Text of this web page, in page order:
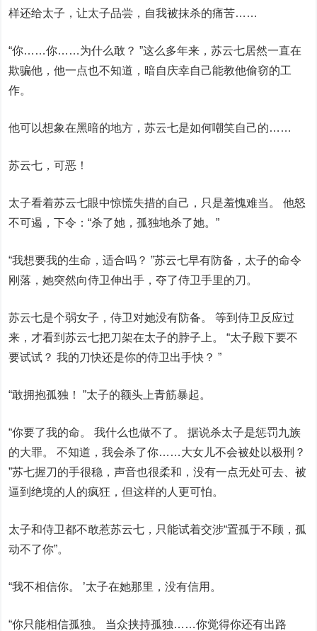
样还给太子，让太子品尝，自我被抹杀的痛苦……
“你……你……为什么敢？ ”这么多年来，苏云七居然一直在
欺骗他，他一点也不知道，暗自庆幸自己能教他偷窃的工
作。
他可以想象在黑暗的地方，苏云七是如何嘲笑自己的……
苏云七，可恶！
太子看着苏云七眼中惊慌失措的自己，只是羞愧难当。 他怒
不可遏，下令：“杀了她，孤独地杀了她。”
“我想要我的生命，适合吗？ ”苏云七早有防备，太子的命令
刚落，她突然向侍卫伸出手，夺了侍卫手里的刀。
苏云七是个弱女子，侍卫对她没有防备。 等到侍卫反应过
来，才看到苏云七把刀架在太子的脖子上。 “太子殿下要不
要试试？ 我的刀快还是你的侍卫出手快？ ”
“敢拥抱孤独！ ”太子的额头上青筋暴起。
“你要了我的命。 我什么也做不了。 据说杀太子是惩罚九族
的大罪。 不知道，我会杀了你……大女儿不会被处以极刑？
”苏七握刀的手很稳，声音也很柔和，没有一点无处可去、被
逼到绝境的人的疯狂，但这样的人更可怕。
太子和侍卫都不敢惹苏云七，只能试着交涉“置孤于不顾，孤
动不了你”。
“我不相信你。 ’太子在她那里，没有信用。
“你只能相信孤独。 当众挟持孤独……你觉得你还有出路